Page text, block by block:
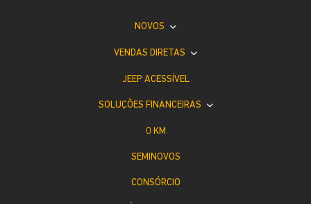
NOVOS
VENDAS DIRETAS
JEEP ACESSÍVEL
SOLUÇÕES FINANCEIRAS
0 KM
SEMINOVOS
CONSÓRCIO